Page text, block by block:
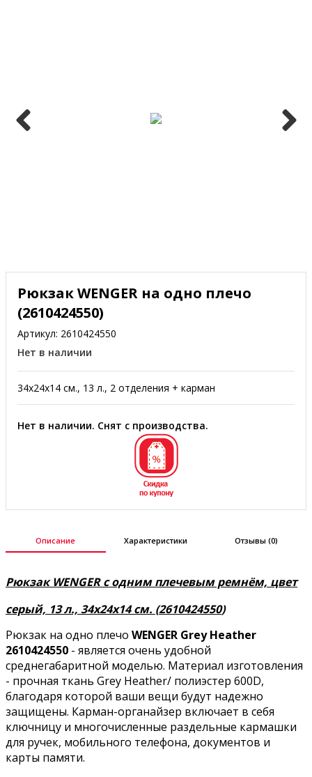
Рюкзак WENGER на одно плечо
(2610424550)
Артикул: 2610424550
Нет в наличии
34х24x14 см., 13 л., 2 отделения + карман
Нет в наличии. Снят с производства.
Описание Характеристики Отзывы (0)
Рюкзак WENGER с одним плечевым ремнём, цвет
серый, 13 л., 34х24x14 см. (2610424550)
Рюкзак на одно плечо WENGER Grey Heather
2610424550 - является очень удобной
среднегабаритной моделью. Материал изготовления
- прочная ткань Grey Heather/ полиэстер 600D,
благодаря которой ваши вещи будут надежно
защищены. Карман-органайзер включает в себя
ключницу и многочисленные раздельные кармашки
для ручек, мобильного телефона, документов и
карты памяти.